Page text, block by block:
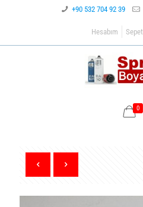
+90 532 704 92 39
Hesabım Sepet
0